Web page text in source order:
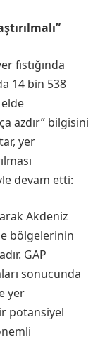
”
fıstığında
14 bin 538
azdır” bilgisini
yer
devam etti:
Akdeniz
bölgelerinin
GAP
sonucunda
yer
potansiyel